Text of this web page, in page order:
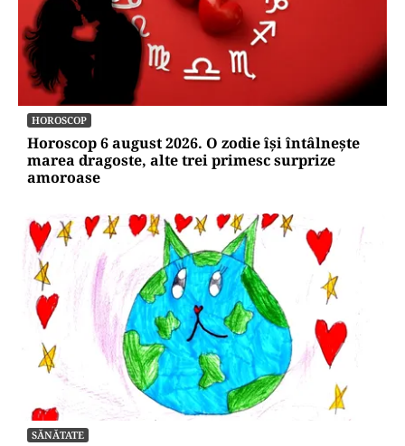
HOROSCOP
Horoscop 6 august 2026. O zodie își întâlnește
marea dragoste, alte trei primesc surprize
amoroase
SĂNĂTATE